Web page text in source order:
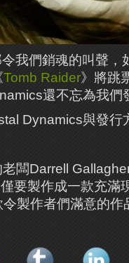
令我們銷魂的叫聲
Tomb Raider》將跳
還不忘為我們
Dynamics與發行
闆Darrell
要製作成一款充滿
製作者們滿意的